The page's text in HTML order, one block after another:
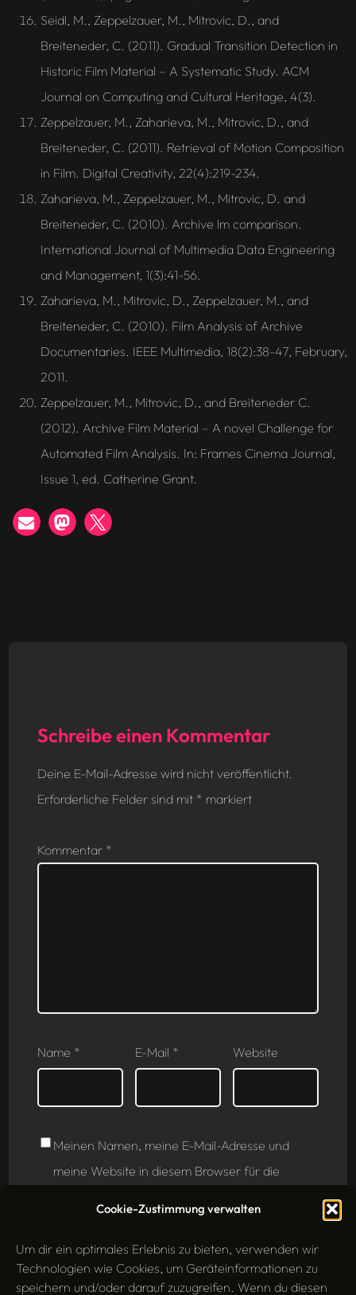
Cookie-Zustimmung verwalten
Um dir ein optimales Erlebnis zu bieten, verwenden wir
Technologien wie Cookies, um Geräteinformationen zu
speichern und/oder darauf zuzugreifen. Wenn du diesen
Seidl, M., Zeppelzauer, M., Mitrovic, D., and
Breiteneder, C. (2011). Gradual Transition Detection in
Historic Film Material – A Systematic Study. ACM
Journal on Computing and Cultural Heritage, 4(3).
Zeppelzauer, M., Zaharieva, M., Mitrovic, D., and
Breiteneder, C. (2011). Retrieval of Motion Composition
in Film. Digital Creativity, 22(4):219-234.
Zaharieva, M., Zeppelzauer, M., Mitrovic, D. and
Breiteneder, C. (2010). Archive lm comparison.
International Journal of Multimedia Data Engineering
and Management, 1(3):41-56.
Zaharieva, M., Mitrovic, D., Zeppelzauer, M., and
Breiteneder, C. (2010). Film Analysis of Archive
Documentaries. IEEE Multimedia, 18(2):38-47, February,
2011.
Zeppelzauer, M., Mitrovic, D., and Breiteneder C.
(2012). Archive Film Material – A novel Challenge for
Automated Film Analysis. In: Frames Cinema Journal,
Issue 1, ed. Catherine Grant.
Schreibe einen Kommentar
Deine E-Mail-Adresse wird nicht veröffentlicht.
Erforderliche Felder sind mit * markiert
Kommentar *
Name * E-Mail * Website
Meinen Namen, meine E-Mail-Adresse und
meine Website in diesem Browser für die